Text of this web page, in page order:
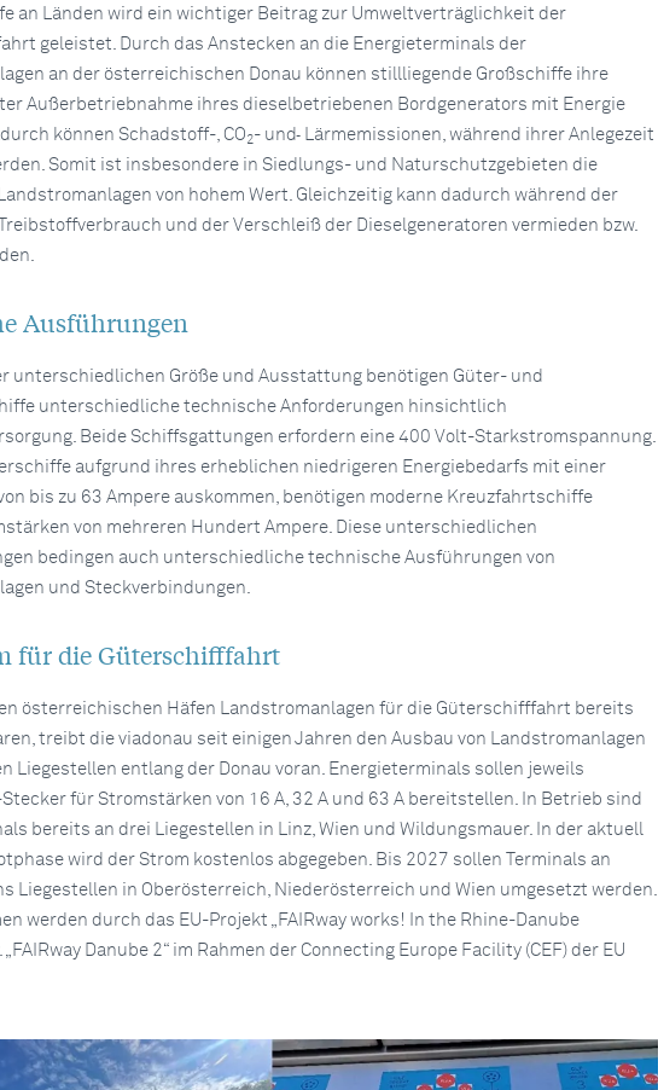
an Länden wird ein wichtiger Beitrag zur Umweltverträglichkeit der
geleistet. Durch das Anstecken an die Energieterminals der
an der österreichischen Donau können stillliegende Großschiffe ihre
Außerbetriebnahme ihres dieselbetriebenen Bordgenerators mit Energie
können Schadstoff-, CO2- und Lärmemissionen, während ihrer Anlegezeit
Somit ist insbesondere in Siedlungs- und Naturschutzgebieten die
von hohem Wert. Gleichzeitig kann dadurch während der
und der Verschleiß der Dieselgeneratoren vermieden bzw.
Ausführungen
unterschiedlichen Größe und Ausstattung benötigen Güter- und
unterschiedliche technische Anforderungen hinsichtlich
Beide Schiffsgattungen erfordern eine 400 Volt-Starkstromspannung.
aufgrund ihres erheblichen niedrigeren Energiebedarfs mit einer
bis zu 63 Ampere auskommen, benötigen moderne Kreuzfahrtschiffe
von mehreren Hundert Ampere. Diese unterschiedlichen
bedingen auch unterschiedliche technische Ausführungen von
und Steckverbindungen.
für die Güterschifffahrt
österreichischen Häfen Landstromanlagen für die Güterschifffahrt bereits
treibt die viadonau seit einigen Jahren den Ausbau von Landstromanlagen
Liegestellen entlang der Donau voran. Energieterminals sollen jeweils
Stecker für Stromstärken von 16 A, 32 A und 63 A bereitstellen. In Betrieb sind
bereits an drei Liegestellen in Linz, Wien und Wildungsmauer. In der aktuell
wird der Strom kostenlos abgegeben. Bis 2027 sollen Terminals an
Liegestellen in Oberösterreich, Niederösterreich und Wien umgesetzt werden.
werden durch das EU-Projekt „FAIRway works! In the Rhine-Danube
„FAIRway Danube 2“ im Rahmen der Connecting Europe Facility (CEF) der EU